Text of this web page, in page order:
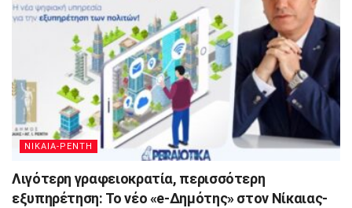
ΝΙΚΑΙΑ-ΡΕΝΤΗ
Λιγότερη γραφειοκρατία, περισσότερη
εξυπηρέτηση: Το νέο «e-Δημότης» στον Νίκαιας-